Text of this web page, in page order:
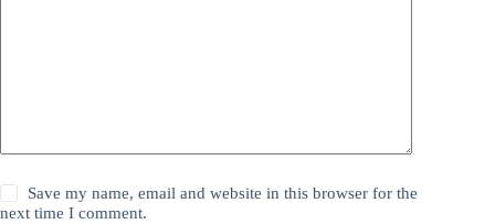
Save my name, email and website in this browser for the
next time I comment.